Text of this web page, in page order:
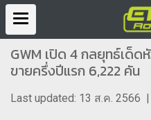
GWM เปิด 4 กลยุทธ์เด็ด
ขายครึ่งปีแรก 6,222 คัน
Last updated: 13 ส.ค. 2566 |